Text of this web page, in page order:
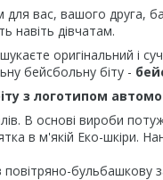
вас, вашого друга,
навіть дівчатам.
оригінальний і
бейсбольну біту -
з логотипом
В основі вироби
в м'якій Еко-шкіри.
бульбашкову